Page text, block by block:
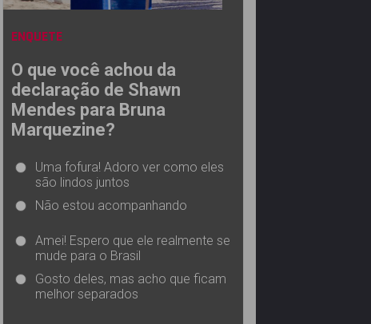
ENQUETE
O que você achou da
declaração de Shawn
Mendes para Bruna
Marquezine?
Uma fofura! Adoro ver como eles
são lindos juntos
Não estou acompanhando
Amei! Espero que ele realmente se
mude para o Brasil
Gosto deles, mas acho que ficam
melhor separados